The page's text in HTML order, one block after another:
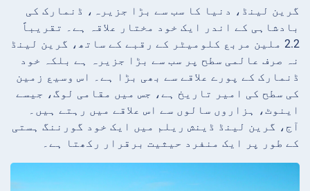
گرین لینڈ، دنیا کا سب سے بڑا جزیرہ، ڈنمارک کی
بادشاہی کے اندر ایک خود مختار علاقہ ہے۔ تقریباً
2.2 ملین مربع کلومیٹر کے رقبے کے ساتھ، گرین لینڈ
نہ صرف عالمی سطح پر سب سے بڑا جزیرہ ہے بلکہ خود
ڈنمارک کے پورے علاقے سے بھی بڑا ہے۔ اس وسیع زمین
کی سطح کی امیر تاریخ ہے، جس میں مقامی لوگ، جیسے
اینوٹ، ہزاروں سالوں سے اس علاقے میں رہتے ہیں۔
آج، گرین لینڈ ڈینش ریلم میں ایک خود گورننگ ہستی
کے طور پر ایک منفرد حیثیت برقرار رکھتا ہے۔